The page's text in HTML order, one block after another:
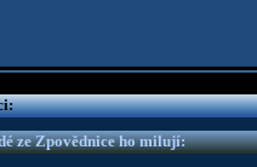
ze Zpovědnice ho milují: